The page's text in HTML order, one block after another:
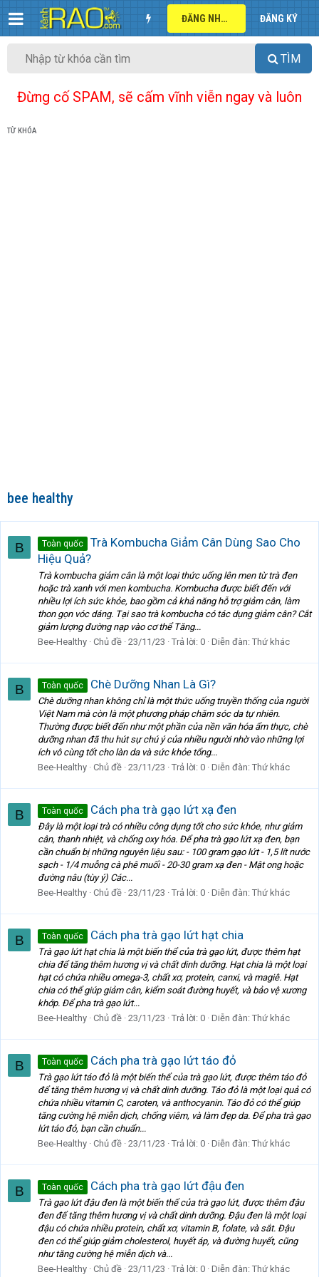
ĐĂNG NHẬP ĐĂNG KÝ
TÌM
Đừng cố SPAM, sẽ cấm vĩnh viễn ngay và luôn
TỪ KHÓA
bee healthy
B Toàn quốc
Trà Kombucha Giảm Cân Dùng Sao Cho
Hiệu Quả?
Trà kombucha giảm cân là một loại thức uống lên men từ trà đen
hoặc trà xanh với men kombucha. Kombucha được biết đến với
nhiều lợi ích sức khỏe, bao gồm cả khả năng hỗ trợ giảm cân, làm
thon gọn vóc dáng. Tại sao trà kombucha có tác dụng giảm cân? Cắt
giảm lượng đường nạp vào cơ thể Tăng...
Bee-Healthy Chủ đề 23/11/23 Trả lời: 0 Diễn đàn: Thứ khác
B Toàn quốc Chè Dưỡng Nhan Là Gì?
Chè dưỡng nhan không chỉ là một thức uống truyền thống của người
Việt Nam mà còn là một phương pháp chăm sóc da tự nhiên.
Thường được biết đến như một phần của nền văn hóa ẩm thực, chè
dưỡng nhan đã thu hút sự chú ý của nhiều người nhờ vào những lợi
ích vô cùng tốt cho làn da và sức khỏe tổng...
Bee-Healthy Chủ đề 23/11/23 Trả lời: 0 Diễn đàn: Thứ khác
B Toàn quốc Cách pha trà gạo lứt xạ đen
Đây là một loại trà có nhiều công dụng tốt cho sức khỏe, như giảm
cân, thanh nhiệt, và chống oxy hóa. Để pha trà gạo lứt xạ đen, bạn
cần chuẩn bị những nguyên liệu sau: - 100 gram gạo lứt - 1,5 lít nước
sạch - 1/4 muỗng cà phê muối - 20-30 gram xạ đen - Mật ong hoặc
đường nâu (tùy ý) Các...
Bee-Healthy Chủ đề 23/11/23 Trả lời: 0 Diễn đàn: Thứ khác
B Toàn quốc Cách pha trà gạo lứt hạt chia
Trà gạo lứt hạt chia là một biến thể của trà gạo lứt, được thêm hạt
chia để tăng thêm hương vị và chất dinh dưỡng. Hạt chia là một loại
hạt có chứa nhiều omega-3, chất xơ, protein, canxi, và magiê. Hạt
chia có thể giúp giảm cân, kiểm soát đường huyết, và bảo vệ xương
khớp. Để pha trà gạo lứt...
Bee-Healthy Chủ đề 23/11/23 Trả lời: 0 Diễn đàn: Thứ khác
B Toàn quốc Cách pha trà gạo lứt táo đỏ
Trà gạo lứt táo đỏ là một biến thể của trà gạo lứt, được thêm táo đỏ
để tăng thêm hương vị và chất dinh dưỡng. Táo đỏ là một loại quả có
chứa nhiều vitamin C, caroten, và anthocyanin. Táo đỏ có thể giúp
tăng cường hệ miễn dịch, chống viêm, và làm đẹp da. Để pha trà gạo
lứt táo đỏ, bạn cần chuẩn...
Bee-Healthy Chủ đề 23/11/23 Trả lời: 0 Diễn đàn: Thứ khác
B Toàn quốc Cách pha trà gạo lứt đậu đen
Trà gạo lứt đậu đen là một biến thể của trà gạo lứt, được thêm đậu
đen để tăng thêm hương vị và chất dinh dưỡng. Đậu đen là một loại
đậu có chứa nhiều protein, chất xơ, vitamin B, folate, và sắt. Đậu
đen có thể giúp giảm cholesterol, huyết áp, và đường huyết, cũng
như tăng cường hệ miễn dịch và...
Bee-Healthy Chủ đề 23/11/23 Trả lời: 0 Diễn đàn: Thứ khác